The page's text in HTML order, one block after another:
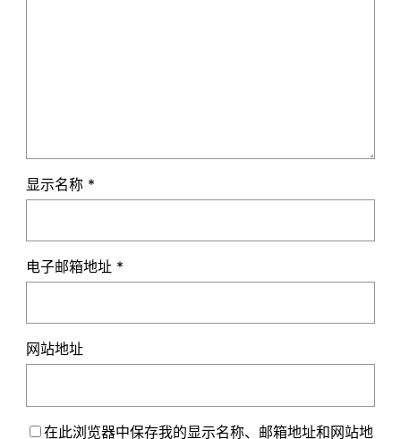
显示名称 *
电子邮箱地址 *
网站地址
在此浏览器中保存我的显示名称、邮箱地址和网站地